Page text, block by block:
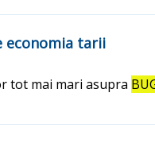
economia tarii
tot mai mari asupra